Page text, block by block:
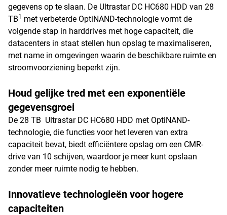
gegevens op te slaan. De Ultrastar DC HC680 HDD van 28
TB1
met verbeterde OptiNAND-technologie vormt de
volgende stap in harddrives met hoge capaciteit, die
datacenters in staat stellen hun opslag te maximaliseren,
met name in omgevingen waarin de beschikbare ruimte en
stroomvoorziening beperkt zijn.
Houd gelijke tred met een exponentiële
gegevensgroei
De 28 TB Ultrastar DC HC680 HDD met OptiNAND-
technologie, die functies voor het leveren van extra
capaciteit bevat, biedt efficiëntere opslag om een CMR-
drive van 10 schijven, waardoor je meer kunt opslaan
zonder meer ruimte nodig te hebben.
Innovatieve technologieën voor hogere
capaciteiten